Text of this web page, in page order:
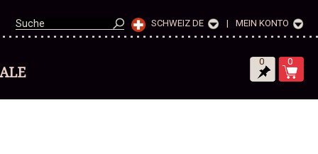
SCHWEIZ DE | MEIN KONTO
0 0